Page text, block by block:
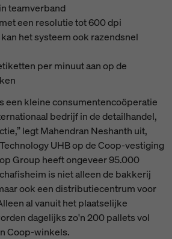
teamverband
een resolutie tot 600 dpi
het systeem ook razendsnel
per minuut aan op de
een kleine consumentencoöperatie
bedrijf in de detailhandel,
legt Mahendran Neshanth uit,
UHB op de Coop-vestiging
Group heeft ongeveer 95.000
is niet alleen de bakkerij
ook een distributiecentrum voor
al vanuit het plaatselijke
dagelijks zo'n 200 pallets vol
Coop-winkels.